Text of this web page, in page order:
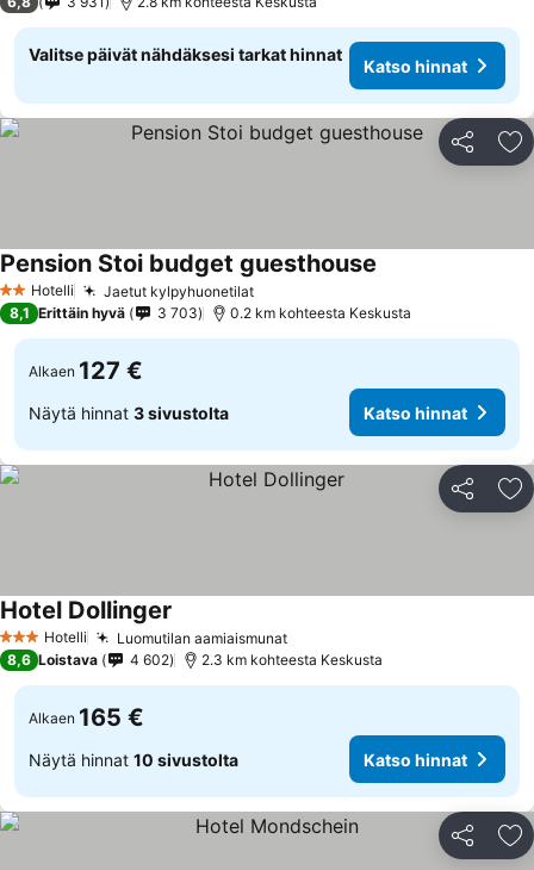
Valitse päivät nähdäksesi tarkat hinnat
Katso hinnat
Jaa
2 Tähtiluokitus
Hotelli Jaetut kylpyhuonetilat
Pension Stoi budget guesthouse
8,1 Erittäin hyvä 3 703 0.2 km kohteesta Keskusta
Alkaen 127 €
Näytä hinnat 3 sivustolta Katso hinnat
Jaa
3 Tähtiluokitus
Hotelli Luomutilan aamiaismunat
Hotel Dollinger
8,6 Loistava 4 602 2.3 km kohteesta Keskusta
Alkaen 165 €
Näytä hinnat 10 sivustolta Katso hinnat
Jaa